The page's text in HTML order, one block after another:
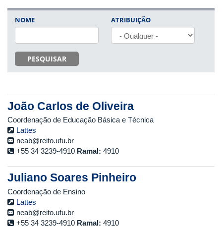
NOME
PESQUISAR
ATRIBUIÇÃO
João Carlos de Oliveira
Coordenação de Educação Básica e Técnica
Lattes
neab@reito.ufu.br
+55 34 3239-4910 Ramal: 4910
Juliano Soares Pinheiro
Coordenação de Ensino
Lattes
neab@reito.ufu.br
+55 34 3239-4910 Ramal: 4910